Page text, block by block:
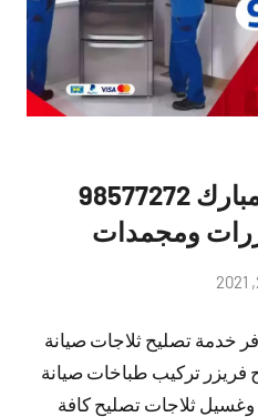
فني ثلاجات عبدالله مبارك 98577272
ومجمدات
تعليقات
خدمة تصليح ثلاجات صيانة
فريزر تركيب طباخات صيانة
ثلاجات تصليح كافة